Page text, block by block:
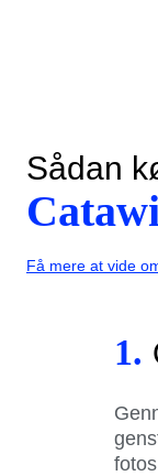
Sådan
Få mere at vide
1.